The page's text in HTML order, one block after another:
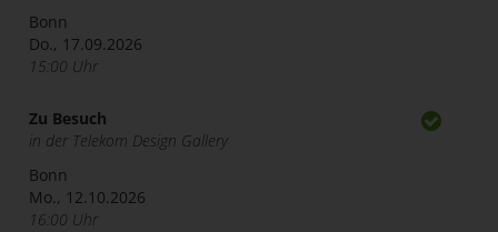
Bonn
Do., 17.09.2026
15:00 Uhr
Zu Besuch
in der Telekom Design Gallery
Bonn
Mo., 12.10.2026
16:00 Uhr